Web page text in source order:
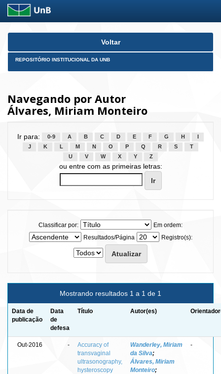
Skip
Voltar
REPOSITÓRIO INSTITUCIONAL DA UNB
Navegando por Autor
Álvares, Miriam Monteiro
Ir para: 0-9 A B C D E F G H
J
K L M N O P Q R S
T
U
V W X Y Z
ou entre com as primeiras letras:
Classificar por:
Em ordem:
Resultados/Página
Registro(s):
Mostrando resultados 1 a 1 de 1
Data de
publicação
Data
de
defesa
Título Autor(es)
Out-2016 -
Accuracy of
transvaginal
ultrasonography,
hysteroscopy
Wanderley, Miriam
da Silva;
Álvares, Miriam
Monteiro;
-